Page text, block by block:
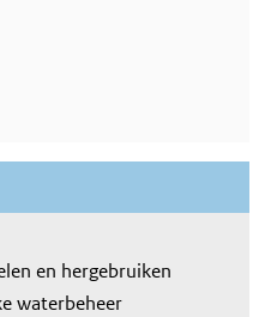
en hergebruiken
waterbeheer